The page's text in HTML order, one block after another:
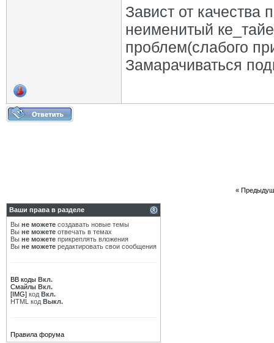
Завист от качества
неименитый
проблем(слабого
Замарачиваться
«
Ваши права в разделе
Вы не можете создавать новые темы
Вы не можете отвечать в темах
Вы не можете прикреплять вложения
Вы не можете редактировать свои сообщения
BB коды Вкл.
Смайлы Вкл.
[IMG] код Вкл.
HTML код Выкл.
Правила форума